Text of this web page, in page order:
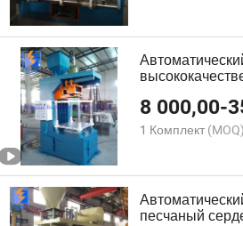
8 000,00-
1 Комплект (MOQ)
песчаный